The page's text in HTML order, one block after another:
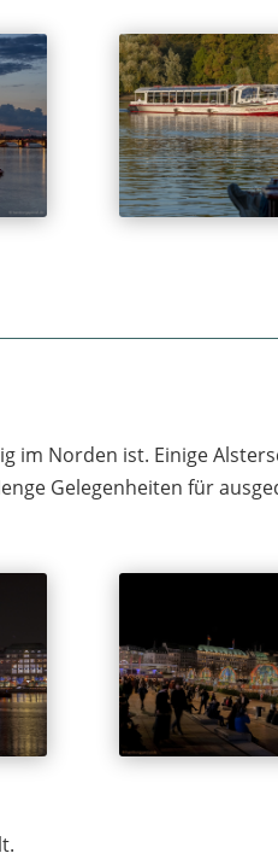
im Norden ist. Einige
Gelegenheiten für